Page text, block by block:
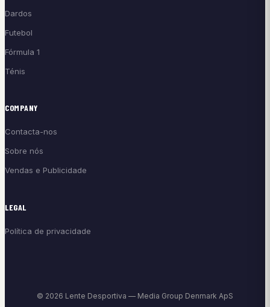
Dardos
Futebol
Fórmula 1
Ténis
COMPANY
Contacta-nos
Sobre nós
Vendas e Publicidade
LEGAL
Política de privacidade
© 2026 Lente Desportiva — Media Group Denmark ApS